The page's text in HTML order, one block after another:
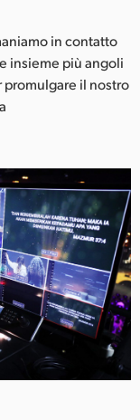
in contatto
insieme più angoli
promulgare il nostro